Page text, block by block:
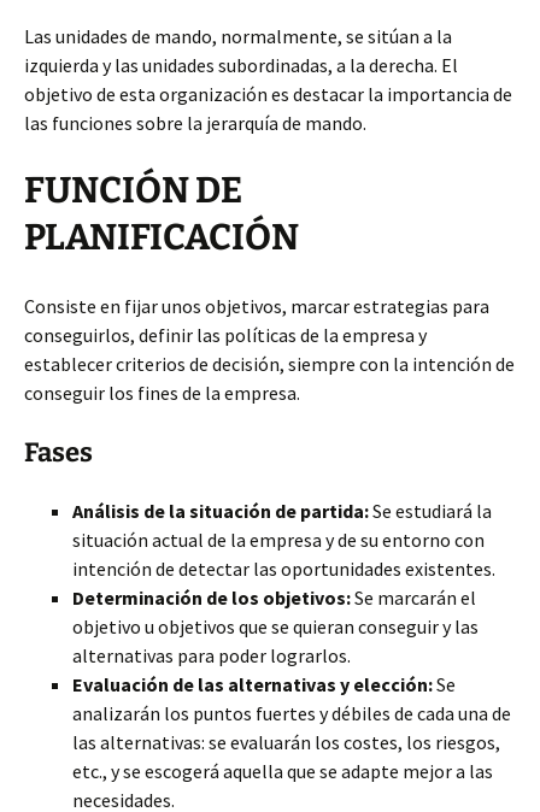
Las unidades de mando, normalmente, se sitúan a la
izquierda y las unidades subordinadas, a la derecha. El
objetivo de esta organización es destacar la importancia de
las funciones sobre la jerarquía de mando.
FUNCIÓN DE
PLANIFICACIÓN
Consiste en fijar unos objetivos, marcar estrategias para
conseguirlos, definir las políticas de la empresa y
establecer criterios de decisión, siempre con la intención de
conseguir los fines de la empresa.
Fases
Análisis de la situación de partida:Se estudiará la
situación actual de la empresa y de su entorno con
intención de detectar las oportunidades existentes.
Determinación de los objetivos:Se marcarán el
objetivo u objetivos que se quieran conseguir y las
alternativas para poder lograrlos.
Evaluación de las alternativas y elección:Se
analizarán los puntos fuertes y débiles de cada una de
las alternativas: se evaluarán los costes, los riesgos,
etc., y se escogerá aquella que se adapte mejor a las
necesidades.